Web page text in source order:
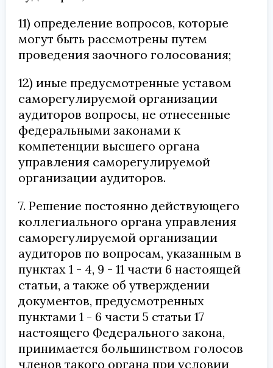
11) определение вопросов, которые
могут быть рассмотрены путем
проведения заочного голосования;
12) иные предусмотренные уставом
саморегулируемой организации
аудиторов вопросы, не отнесенные
федеральными законами к
компетенции высшего органа
управления саморегулируемой
организации аудиторов.
7. Решение постоянно действующего
коллегиального органа управления
саморегулируемой организации
аудиторов по вопросам, указанным в
пунктах 1 - 4, 9 - 11 части 6 настоящей
статьи, а также об утверждении
документов, предусмотренных
пунктами 1 - 6 части 5 статьи 17
настоящего Федерального закона,
принимается большинством голосов
членов такого органа при условии